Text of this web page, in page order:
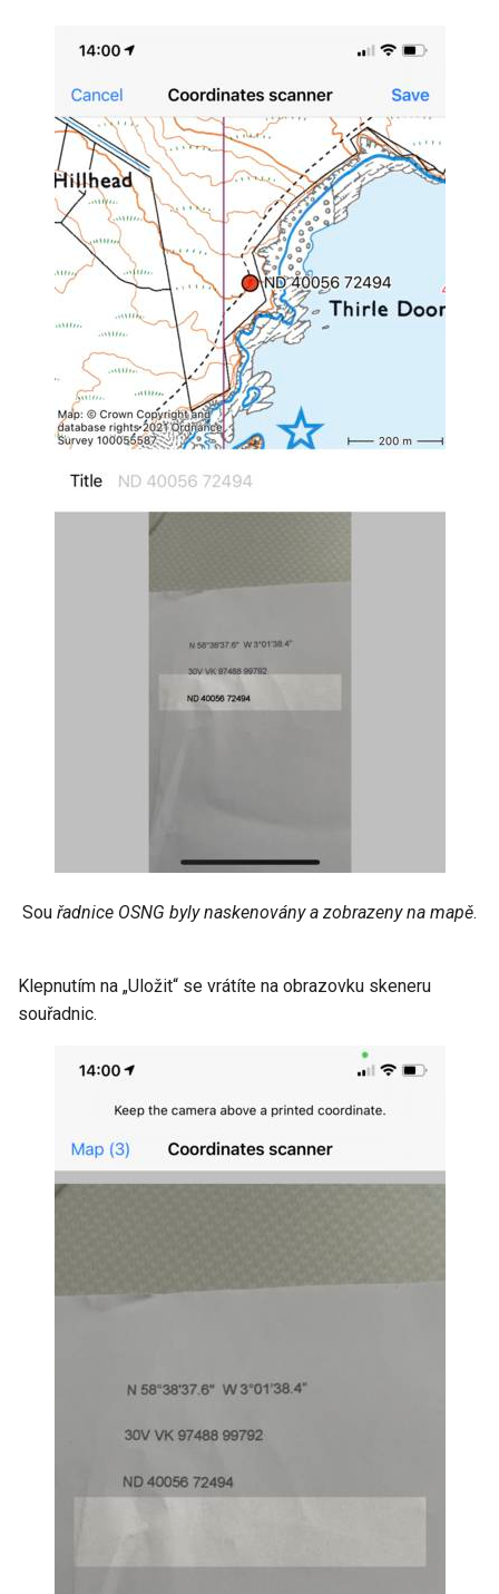
Sou řadnice OSNG byly naskenovány a zobrazeny na mapě.
Klepnutím na „Uložit“ se vrátíte na obrazovku skeneru
souřadnic.